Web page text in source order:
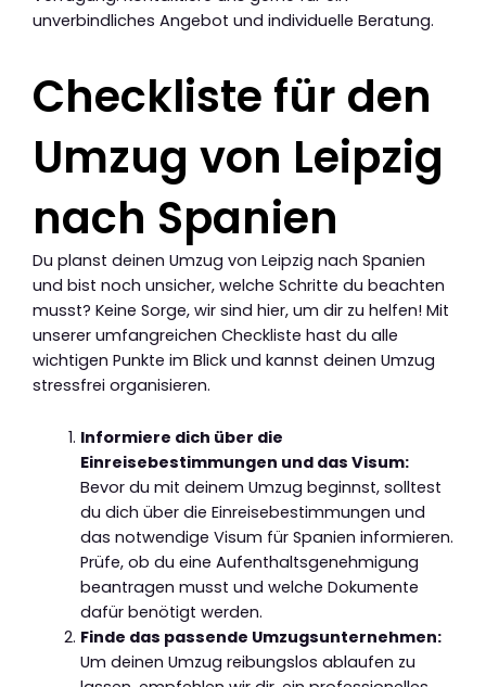
unverbindliches Angebot und individuelle Beratung.
Checkliste für den
Umzug von Leipzig
nach Spanien
Du planst deinen Umzug von Leipzig nach Spanien
und bist noch unsicher, welche Schritte du beachten
musst? Keine Sorge, wir sind hier, um dir zu helfen! Mit
unserer umfangreichen Checkliste hast du alle
wichtigen Punkte im Blick und kannst deinen Umzug
stressfrei organisieren.
Informiere dich über die
Einreisebestimmungen und das Visum:
Bevor du mit deinem Umzug beginnst, solltest
du dich über die Einreisebestimmungen und
das notwendige Visum für Spanien informieren.
Prüfe, ob du eine Aufenthaltsgenehmigung
beantragen musst und welche Dokumente
dafür benötigt werden.
Finde das passende Umzugsunternehmen:
Um deinen Umzug reibungslos ablaufen zu